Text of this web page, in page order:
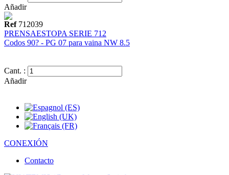
Añadir
Ref712039
PRENSAESTOPA SERIE 712
Codos 90? - PG 07 para vaina NW 8.5
Cant. :
Añadir
CONEXIÓN
Contacto